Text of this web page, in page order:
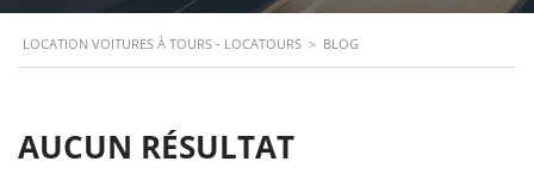
LOCATION VOITURES À TOURS - LOCATOURS > BLOG
AUCUN RÉSULTAT